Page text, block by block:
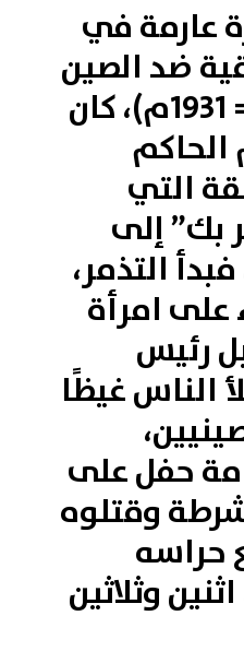
عارمة في
ضد الصين
سنة (1350هـ = 1931م)، كان
التي
بك” إلى
التذمر،
على امرأة
رئيس
الناس غيظًا
حفل على
وقتلوه
حراسه
وثلاثين